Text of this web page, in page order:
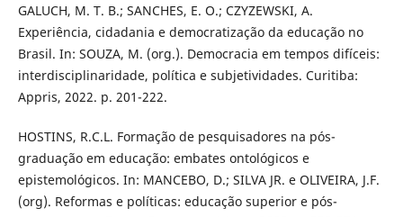
GALUCH, M. T. B.; SANCHES, E. O.; CZYZEWSKI, A.
Experiência, cidadania e democratização da educação no
Brasil. In: SOUZA, M. (org.). Democracia em tempos difíceis:
interdisciplinaridade, política e subjetividades. Curitiba:
Appris, 2022. p. 201-222.
HOSTINS, R.C.L. Formação de pesquisadores na pós-
graduação em educação: embates ontológicos e
epistemológicos. In: MANCEBO, D.; SILVA JR. e OLIVEIRA, J.F.
(org). Reformas e políticas: educação superior e pós-